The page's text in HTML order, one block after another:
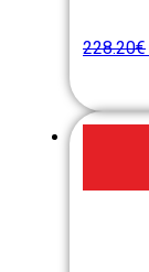
228.20€